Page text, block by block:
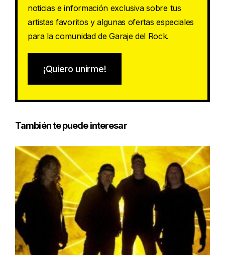
noticias e información exclusiva sobre tus
artistas favoritos y algunas ofertas especiales
para la comunidad de Garaje del Rock.
¡Quiero unirme!
También te puede interesar